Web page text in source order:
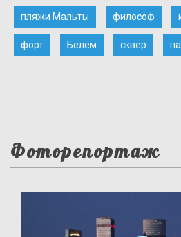
пляжи Мальты философ
форт Белем сквер
Фоторепортаж